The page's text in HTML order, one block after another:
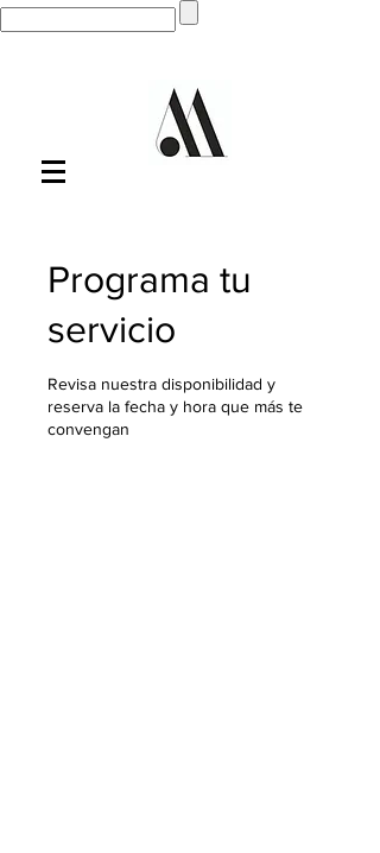
Programa tu
servicio
Revisa nuestra disponibilidad y
reserva la fecha y hora que más te
convengan